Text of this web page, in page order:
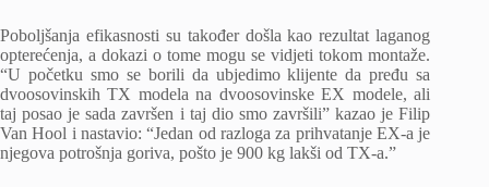
Poboljšanja efikasnosti su također došla kao rezultat laganog
opterećenja, a dokazi o tome mogu se vidjeti tokom montaže.
“U početku smo se borili da ubjedimo klijente da pređu sa
dvoosovinskih TX modela na dvoosovinske EX modele, ali
taj posao je sada završen i taj dio smo završili” kazao je Filip
Van Hool i nastavio: “Jedan od razloga za prihvatanje EX-a je
njegova potrošnja goriva, pošto je 900 kg lakši od TX-a.”